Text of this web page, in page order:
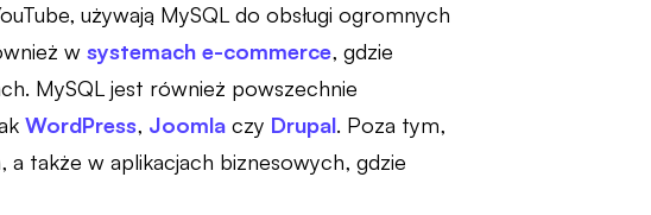
używają MySQL do obsługi ogromnych
w systemach e-commerce, gdzie
MySQL jest również powszechnie
WordPress, Joomla czy Drupal. Poza tym,
także w aplikacjach biznesowych, gdzie